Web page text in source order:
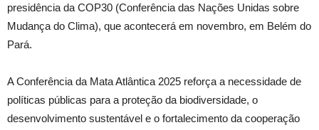
presidência da COP30 (Conferência das Nações Unidas sobre
Mudança do Clima), que acontecerá em novembro, em Belém do
Pará.
A Conferência da Mata Atlântica 2025 reforça a necessidade de
políticas públicas para a proteção da biodiversidade, o
desenvolvimento sustentável e o fortalecimento da cooperação